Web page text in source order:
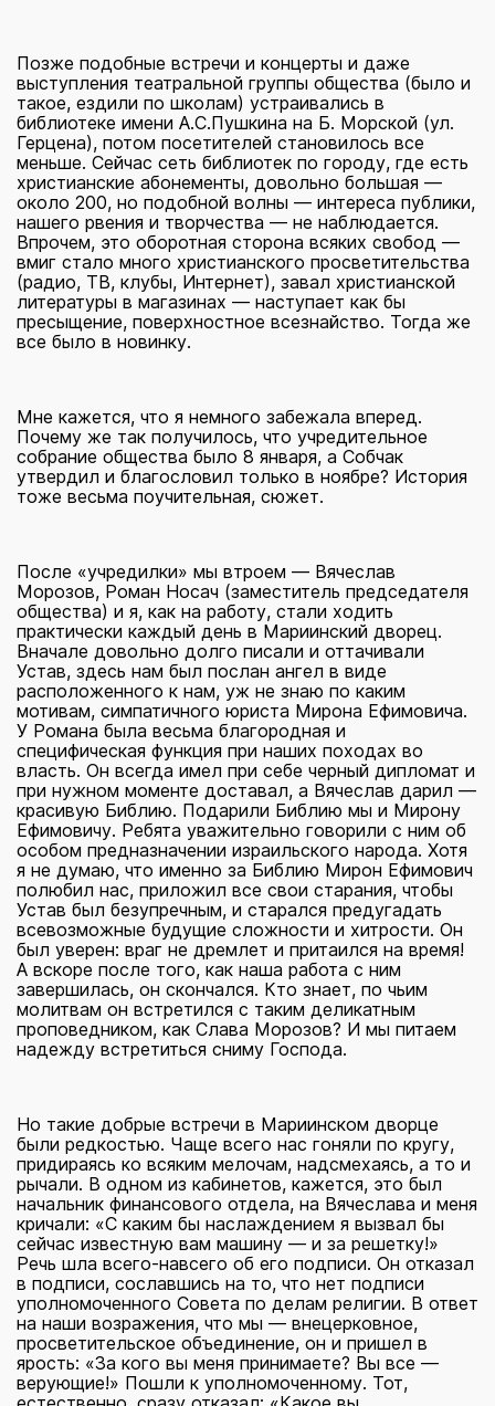
Позже подобные встречи и концерты и даже
выступления театральной группы общества (было и
такое, ездили по школам) устраивались в
библиотеке имени А.С.Пушкина на Б. Морской (ул.
Герцена), потом посетителей становилось все
меньше. Сейчас сеть библиотек по городу, где есть
христианские абонементы, довольно большая —
около 200, но подобной волны — интереса публики,
нашего рвения и творчества — не наблюдается.
Впрочем, это оборотная сторона всяких свобод —
вмиг стало много христианского просветительства
(радио, ТВ, клубы, Интернет), завал христианской
литературы в магазинах — наступает как бы
пресыщение, поверхностное всезнайство. Тогда же
все было в новинку.
Мне кажется, что я немного забежала вперед.
Почему же так получилось, что учредительное
собрание общества было 8 января, а Собчак
утвердил и благословил только в ноябре? История
тоже весьма поучительная, сюжет.
После «учредилки» мы втроем — Вячеслав
Морозов, Роман Носач (заместитель председателя
общества) и я, как на работу, стали ходить
практически каждый день в Мариинский дворец.
Вначале довольно долго писали и оттачивали
Устав, здесь нам был послан ангел в виде
расположенного к нам, уж не знаю по каким
мотивам, симпатичного юриста Мирона Ефимовича.
У Романа была весьма благородная и
специфическая функция при наших походах во
власть. Он всегда имел при себе черный дипломат и
при нужном моменте доставал, а Вячеслав дарил —
красивую Библию. Подарили Библию мы и Мирону
Ефимовичу. Ребята уважительно говорили с ним об
особом предназначении израильского народа. Хотя
я не думаю, что именно за Библию Мирон Ефимович
полюбил нас, приложил все свои старания, чтобы
Устав был безупречным, и старался предугадать
всевозможные будущие сложности и хитрости. Он
был уверен: враг не дремлет и притаился на время!
А вскоре после того, как наша работа с ним
завершилась, он скончался. Кто знает, по чьим
молитвам он встретился с таким деликатным
проповедником, как Слава Морозов? И мы питаем
надежду встретиться сниму Господа.
Но такие добрые встречи в Мариинском дворце
были редкостью. Чаще всего нас гоняли по кругу,
придираясь ко всяким мелочам, надсмехаясь, а то и
рычали. В одном из кабинетов, кажется, это был
начальник финансового отдела, на Вячеслава и меня
кричали: «С каким бы наслаждением я вызвал бы
сейчас известную вам машину — и за решетку!»
Речь шла всего-навсего об его подписи. Он отказал
в подписи, сославшись на то, что нет подписи
уполномоченного Совета по делам религии. В ответ
на наши возражения, что мы — внецерковное,
просветительское объединение, он и пришел в
ярость: «За кого вы меня принимаете? Вы все —
верующие!» Пошли к уполномоченному. Тот,